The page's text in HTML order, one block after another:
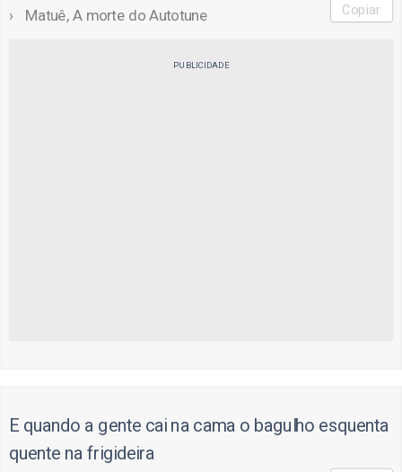
Matuê, A morte do Autotune Copiar
PUBLICIDADE
E quando a gente cai na cama o bagulho esquenta
quente na frigideira